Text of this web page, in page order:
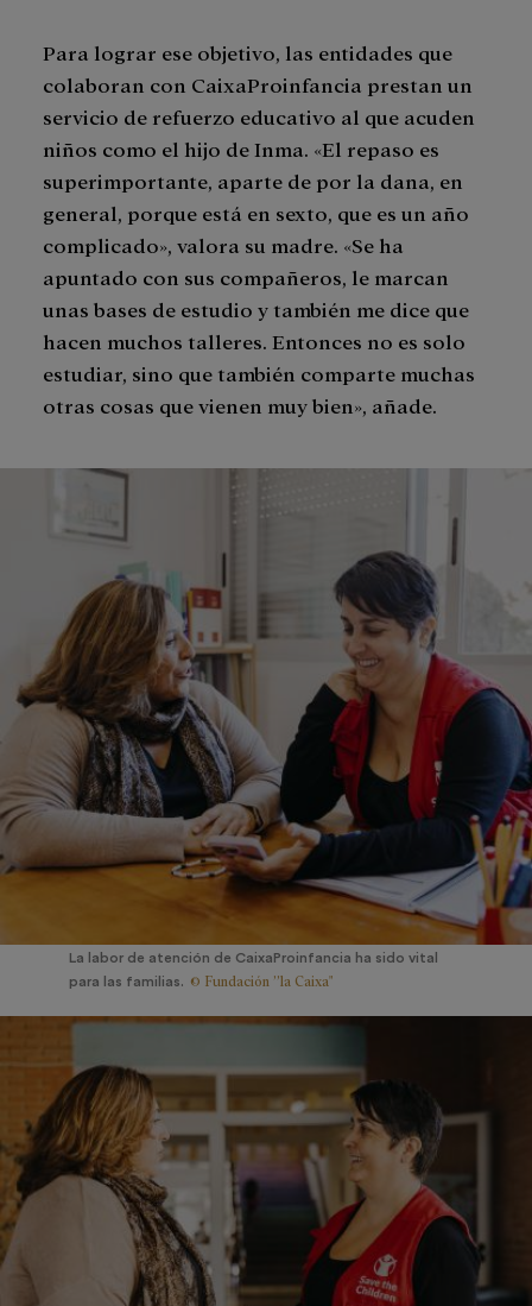
Para lograr ese objetivo, las entidades que
colaboran con CaixaProinfancia prestan un
servicio de refuerzo educativo al que acuden
niños como el hijo de Inma. «El repaso es
superimportante, aparte de por la dana, en
general, porque está en sexto, que es un año
complicado», valora su madre. «Se ha
apuntado con sus compañeros, le marcan
unas bases de estudio y también me dice que
hacen muchos talleres. Entonces no es solo
estudiar, sino que también comparte muchas
otras cosas que vienen muy bien», añade.
La labor de atención de CaixaProinfancia ha sido vital
para las familias. © Fundación ”la Caixa"